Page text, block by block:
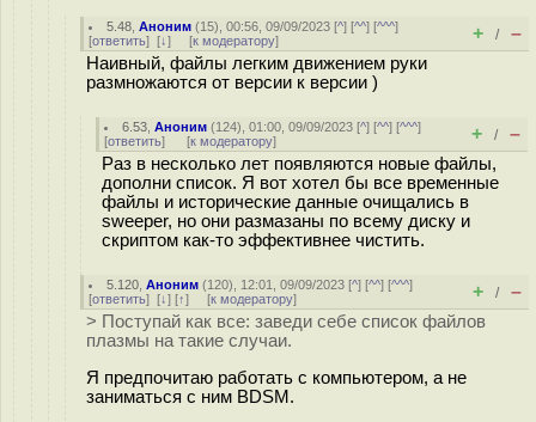
5.48 ,Аноним (15), 00:56, 09/09/2023 [^] [^^] [^^^]
[ответить] [↓] [к модератору] + / –
Наивный, файлы легким движением руки
размножаются от версии к версии )
6.53 ,Аноним (124), 01:00, 09/09/2023 [^] [^^] [^^^]
[ответить] [к модератору] + / –
Раз в несколько лет появляются новые файлы,
дополни список. Я вот хотел бы все временные
файлы и исторические данные очищались в
sweeper, но они размазаны по всему диску и
скриптом как-то эффективнее чистить.
5.120 ,Аноним (120), 12:01, 09/09/2023 [^] [^^] [^^^]
[ответить] [↓] [↑] [к модератору] + / –
> Поступай как все: заведи себе список файлов
плазмы на такие случаи.
Я предпочитаю работать с компьютером, а не
заниматься с ним BDSM.